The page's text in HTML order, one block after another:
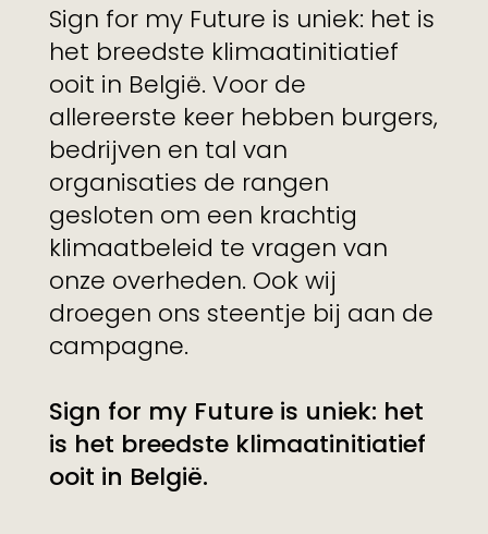
Sign for my Future is uniek: het is
het breedste klimaatinitiatief
ooit in België. Voor de
allereerste keer hebben burgers,
bedrijven en tal van
organisaties de rangen
gesloten om een krachtig
klimaatbeleid te vragen van
onze overheden. Ook wij
droegen ons steentje bij aan de
campagne.
Sign for my Future is uniek: het
is het breedste klimaatinitiatief
ooit in België.